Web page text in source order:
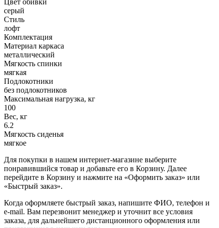
серый
Стиль
лофт
Комплектация
Материал каркаса
металлический
Мягкость спинки
мягкая
Подлокотники
без подлокотников
Максимальная нагрузка, кг
100
Вес, кг
6.2
Мягкость сиденья
мягкое
Для покупки в нашем интернет-магазине выберите
понравившийся товар и добавьте его в Корзину. Далее
перейдите в Корзину и нажмите на «Оформить заказ» или
«Быстрый заказ».
Когда оформляете быстрый заказ, напишите ФИО, телефон и
e-mail. Вам перезвонит менеджер и уточнит все условия
заказа, для дальнейшего дистанционного оформления или